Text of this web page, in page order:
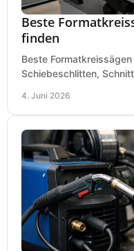
Beste
finden
Beste
Schiebeschlitten,
4. Juni 2026